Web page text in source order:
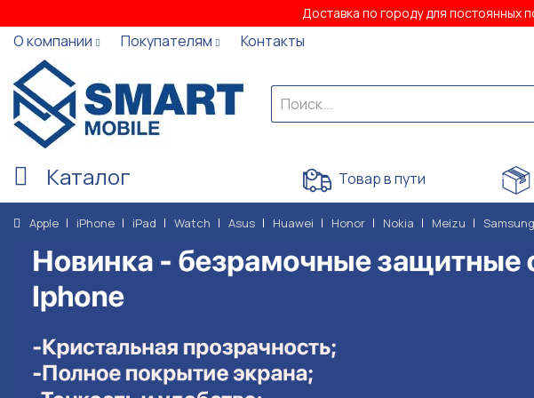
Доставка по городу для постоянных
О компании Покупателям Контакты
Каталог Товар в пути
Apple iPhone iPad Watch Asus Huawei Honor Nokia Meizu Samsung